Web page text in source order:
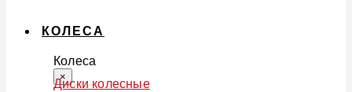
КОЛЕСА
Колеса
×
Диски колесные